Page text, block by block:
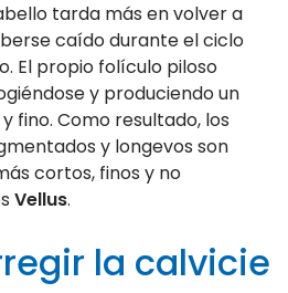
tarda más en volver a
caído durante el ciclo
El propio folículo piloso
y produciendo un
fino. Como resultado, los
y longevos son
cortos, finos y no
Vellus.
la calvicie